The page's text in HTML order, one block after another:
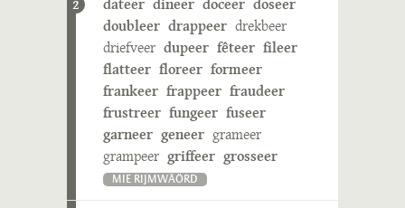
2
doubleer drappeer drekbeer
driefveer dupeer fêteer fileer
flatteer floreer formeer
frankeer frappeer fraudeer
frustreer fungeer fuseer
garneer geneer grameer
grampeer griffeer grosseer
MIE RIJMWÄÖRD